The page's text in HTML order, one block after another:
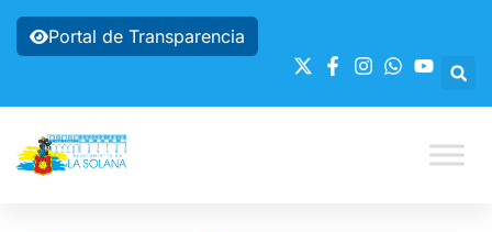
Portal de Transparencia